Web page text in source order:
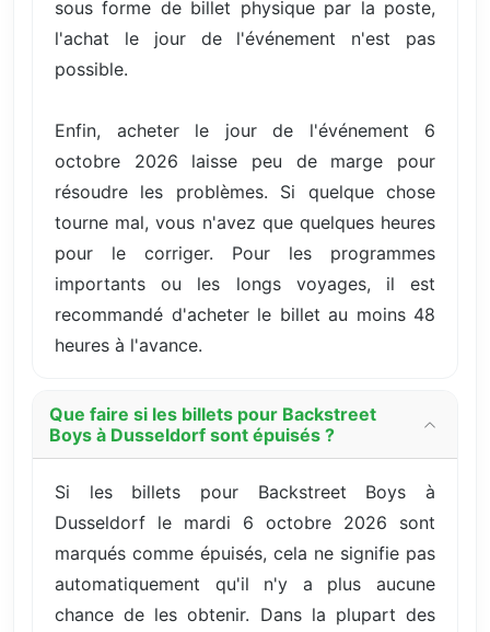
sous forme de billet physique par la poste,
l'achat le jour de l'événement n'est pas
possible.
Enfin, acheter le jour de l'événement 6
octobre 2026 laisse peu de marge pour
résoudre les problèmes. Si quelque chose
tourne mal, vous n'avez que quelques heures
pour le corriger. Pour les programmes
importants ou les longs voyages, il est
recommandé d'acheter le billet au moins 48
heures à l'avance.
Que faire si les billets pour Backstreet
Boys à Dusseldorf sont épuisés ?
Si les billets pour Backstreet Boys à
Dusseldorf le mardi 6 octobre 2026 sont
marqués comme épuisés, cela ne signifie pas
automatiquement qu'il n'y a plus aucune
chance de les obtenir. Dans la plupart des